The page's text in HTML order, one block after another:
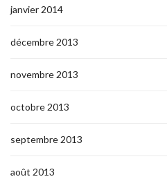
janvier 2014
décembre 2013
novembre 2013
octobre 2013
septembre 2013
août 2013